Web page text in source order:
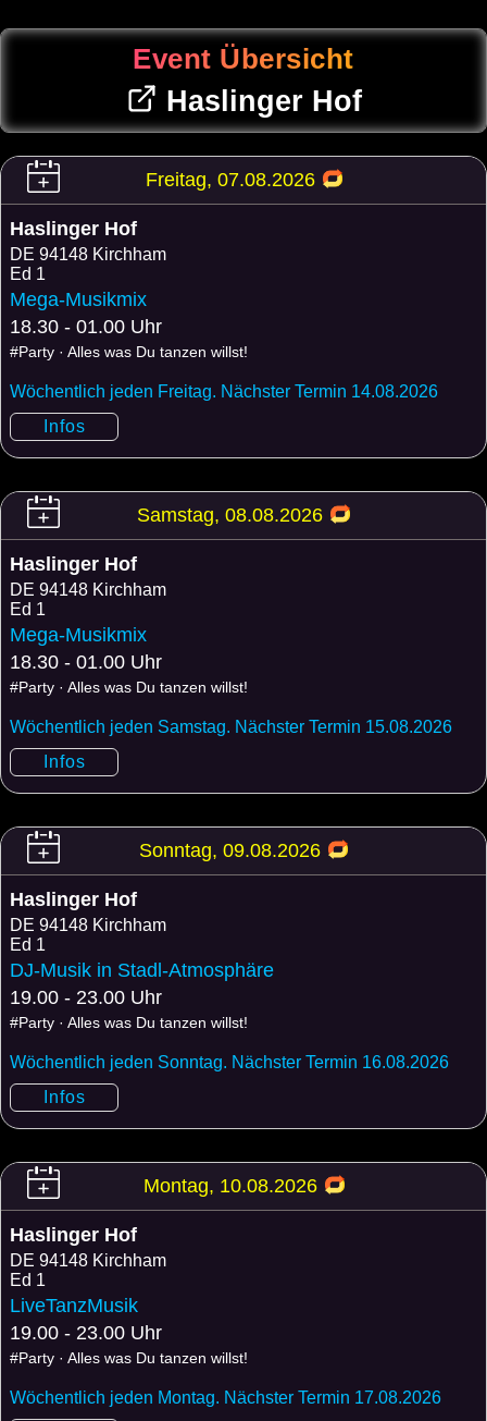
Event Übersicht
Haslinger Hof
Freitag, 07.08.2026
Haslinger Hof
DE 94148 Kirchham
Ed 1
Mega-Musikmix
18.30 - 01.00 Uhr
#Party · Alles was Du tanzen willst!
Wöchentlich jeden Freitag. Nächster Termin 14.08.2026
Infos
Samstag, 08.08.2026
Haslinger Hof
DE 94148 Kirchham
Ed 1
Mega-Musikmix
18.30 - 01.00 Uhr
#Party · Alles was Du tanzen willst!
Wöchentlich jeden Samstag. Nächster Termin 15.08.2026
Infos
Sonntag, 09.08.2026
Haslinger Hof
DE 94148 Kirchham
Ed 1
DJ-Musik in Stadl-Atmosphäre
19.00 - 23.00 Uhr
#Party · Alles was Du tanzen willst!
Wöchentlich jeden Sonntag. Nächster Termin 16.08.2026
Infos
Montag, 10.08.2026
Haslinger Hof
DE 94148 Kirchham
Ed 1
LiveTanzMusik
19.00 - 23.00 Uhr
#Party · Alles was Du tanzen willst!
Wöchentlich jeden Montag. Nächster Termin 17.08.2026